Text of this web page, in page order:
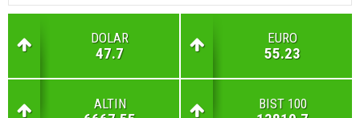
DOLAR
47.7
EURO
55.23
ALTIN BIST 100